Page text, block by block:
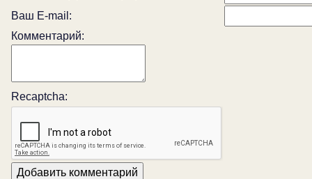
Ваш E-mail:
Комментарий:
Recaptcha: